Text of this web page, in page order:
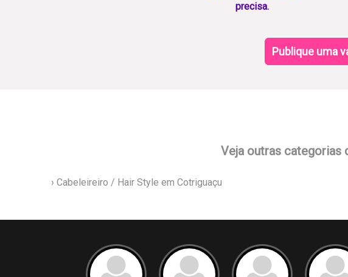
precisa.
Publique uma
Veja outras categorias
› Cabeleireiro / Hair Style em Cotriguaçu